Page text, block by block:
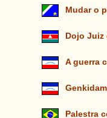
Mudar o
Dojo Juiz
A guerra
Palestra